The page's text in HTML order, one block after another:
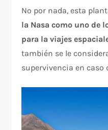
No por nada, esta
la Nasa como uno de
para la viajes
también se le
supervivencia en caso